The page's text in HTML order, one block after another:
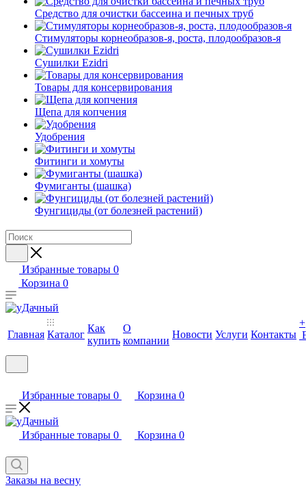
Средство для очистки бассеина и печных труб
Стимуляторы корнеобразов-я, роста, плодообразов-я
Сушилки Ezidri
Товары для консервирования
Щепа для копчения
Удобрения
Фитинги и хомуты
Фумиганты (шашка)
Фунгициды (от болезней растений)
Избранные товары 0
Корзина 0
Главная Каталог
Как
купить
О
компании
Новости Услуги Контакты
+
Избранные товары 0 Корзина 0
Избранные товары 0 Корзина 0
Заказы на весну